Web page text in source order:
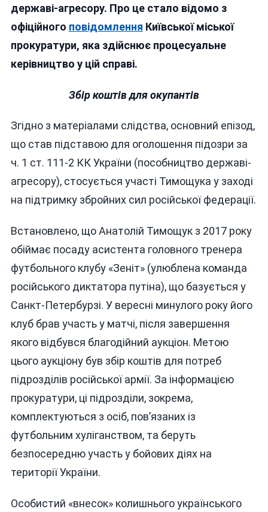
Підозру
За
Грошей
Для
Армії
державі-агресору. Про це стало відомо з
офіційного повідомлення Київської міської
прокуратури, яка здійснює процесуальне
керівництво у цій справі.
Збір коштів для окупантів
Згідно з матеріалами слідства, основний епізод,
що став підставою для оголошення підозри за
ч. 1 ст. 111-2 КК України (пособництво державі-
агресору), стосується участі Тимощука у заході
на підтримку збройних сил російської федерації.
Встановлено, що Анатолій Тимощук з 2017 року
обіймає посаду асистента головного тренера
футбольного клубу «Зеніт» (улюблена команда
російського диктатора путіна), що базується у
Санкт-Петербурзі. У вересні минулого року його
клуб брав участь у матчі, після завершення
якого відбувся благодійний аукціон. Метою
цього аукціону був збір коштів для потреб
підрозділів російської армії. За інформацією
прокуратури, ці підрозділи, зокрема,
комплектуються з осіб, пов’язаних із
футбольним хуліганством, та беруть
безпосередню участь у бойових діях на
території України.
Особистий «внесок» колишнього українського